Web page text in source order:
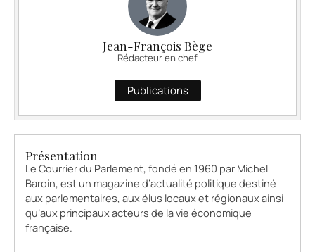
Jean-François Bège
Rédacteur en chef
Publications
Présentation
Le Courrier du Parlement, fondé en 1960 par Michel
Baroin, est un magazine d’actualité politique destiné
aux parlementaires, aux élus locaux et régionaux ainsi
qu’aux principaux acteurs de la vie économique
française.